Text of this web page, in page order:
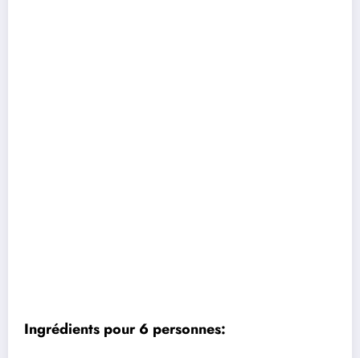
Ingrédients pour 6 personnes: